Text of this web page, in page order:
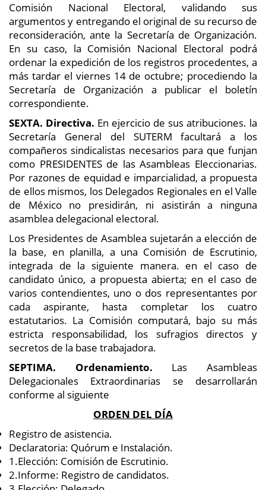
Comisión Nacional Electoral, validando sus
argumentos y entregando el original de su recurso de
reconsideración, ante la Secretaría de Organización.
En su caso, la Comisión Nacional Electoral podrá
ordenar la expedición de los registros procedentes, a
más tardar el viernes 14 de octubre; procediendo la
Secretaría de Organización a publicar el boletín
correspondiente.
SEXTA. Directiva. En ejercicio de sus atribuciones. la
Secretaría General del SUTERM facultará a los
compañeros sindicalistas necesarios para que funjan
como PRESIDENTES de las Asambleas Eleccionarias.
Por razones de equidad e imparcialidad, a propuesta
de ellos mismos, los Delegados Regionales en el Valle
de México no presidirán, ni asistirán a ninguna
asamblea delegacional electoral.
Los Presidentes de Asamblea sujetarán a elección de
la base, en planilla, a una Comisión de Escrutinio,
integrada de la siguiente manera. en el caso de
candidato único, a propuesta abierta; en el caso de
varios contendientes, uno o dos representantes por
cada aspirante, hasta completar los cuatro
estatutarios. La Comisión computará, bajo su más
estricta responsabilidad, los sufragios directos y
secretos de la base trabajadora.
SEPTIMA. Ordenamiento. Las Asambleas
Delegacionales Extraordinarias se desarrollarán
conforme al siguiente
ORDEN DEL DÍA
Registro de asistencia.
Declaratoria: Quórum e Instalación.
1.Elección: Comisión de Escrutinio.
2.Informe: Registro de candidatos.